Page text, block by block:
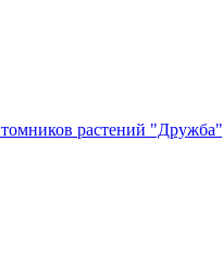
растений